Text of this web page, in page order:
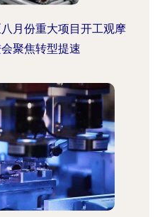
月份重大项目开工观摩
聚焦转型提速